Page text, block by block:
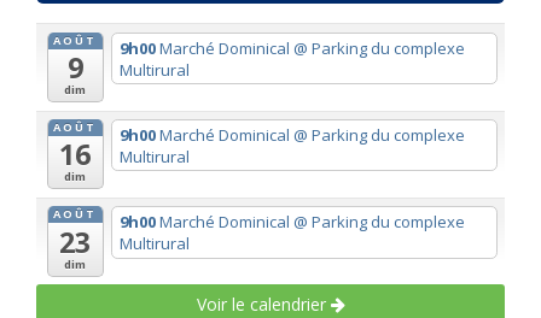
AOÛT
9
dim
9h00Marché Dominical @ Parking du complexe
Multirural
AOÛT
16
dim
9h00Marché Dominical @ Parking du complexe
Multirural
AOÛT
23
dim
9h00Marché Dominical @ Parking du complexe
Multirural
Voir le calendrier